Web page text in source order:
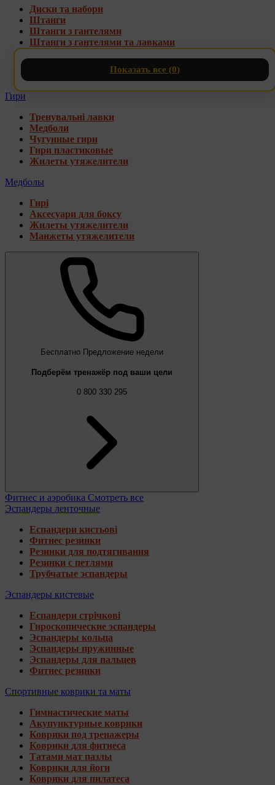
Диски та набори
Штанги
Штанги з гантелями
Штанги з гантелями та лавками
Накладки на гриф
Стійки для грифів та дисків
Гири
Тренувальні лавки
Медболи
Чугунные гири
Гири пластиковые
Жилеты утяжелители
Медболы
Гирі
Аксесуари для боксу
Жилеты утяжелители
Манжеты утяжелители
Бесплатно Предложение недели
Подберём тренажёр под ваши цели
0 800 330 295
Фитнес и аэробика Смотреть все
Эспандеры ленточные
Еспандери кистьові
Фитнес резинки
Резинки для подтягивания
Резинки с петлями
Трубчатые эспандеры
Эспандеры кистевые
Еспандери стрічкові
Гироскопические эспандеры
Эспандеры кольца
Эспандеры пружинные
Эспандеры для пальцев
Фитнес резинки
Спортивные коврики та маты
Гимнастические маты
Акупунктурные коврики
Коврики под тренажеры
Коврики для фитнеса
Татами мат пазлы
Коврики для йоги
Коврики для пилатеса
Показать все (0)